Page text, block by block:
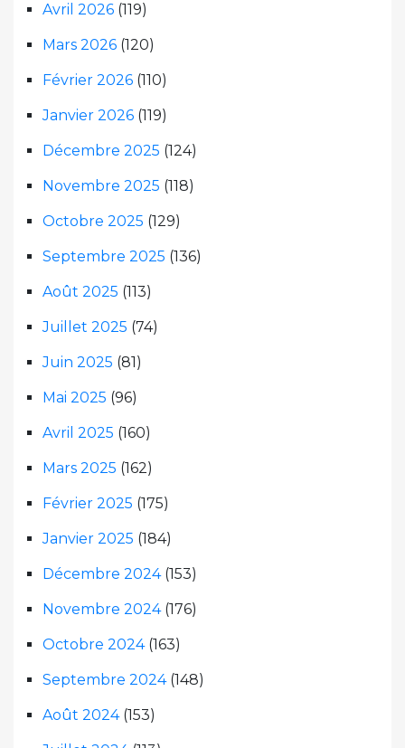
Avril 2026 (119)
Mars 2026 (120)
Février 2026 (110)
Janvier 2026 (119)
Décembre 2025 (124)
Novembre 2025 (118)
Octobre 2025 (129)
Septembre 2025 (136)
Août 2025 (113)
Juillet 2025 (74)
Juin 2025 (81)
Mai 2025 (96)
Avril 2025 (160)
Mars 2025 (162)
Février 2025 (175)
Janvier 2025 (184)
Décembre 2024(153)
Novembre 2024(176)
Octobre 2024(163)
Septembre 2024(148)
Août 2024(153)